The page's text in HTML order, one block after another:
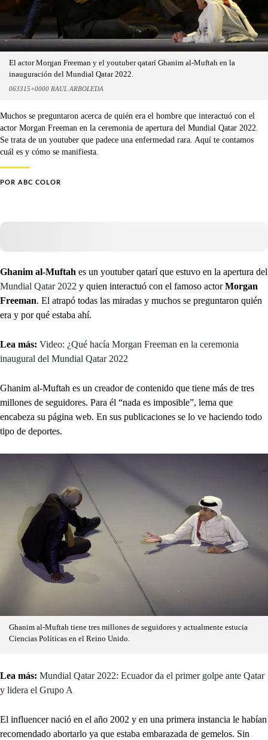
El actor Morgan Freeman y el youtuber qatarí Ghanim al-Muftah en la
inauguración del Mundial Qatar 2022.
063315+0000 RAUL ARBOLEDA
Muchos se preguntaron acerca de quién era el hombre que interactuó con el
actor Morgan Freeman en la ceremonia de apertura del Mundial Qatar 2022.
Se trata de un youtuber que padece una enfermedad rara. Aquí te contamos
cuál es y cómo se manifiesta.
POR ABC COLOR
Ghanim al-Muftah es un youtuber qatarí que estuvo en la apertura del
Mundial Qatar 2022 y quien interactuó con el famoso actorMorgan
Freeman. El atrapó todas las miradas y muchos se preguntaron quién
era y por qué estaba ahí.
Lea más: Video: ¿Qué hacía Morgan Freeman en la ceremonia
inaugural del Mundial Qatar 2022
Ghanim al-Muftah es un creador de contenido que tiene más de tres
millones de seguidores. Para él “nada es imposible”, lema que
encabeza su página web. En sus publicaciones se lo ve haciendo todo
tipo de deportes.
Ghanim al-Muftah tiene tres millones de seguidores y actualmente estucia
Ciencias Políticas en el Reino Unido.
Lea más: Mundial Qatar 2022: Ecuador da el primer golpe ante Qatar
y lidera el Grupo A
El influencer nació en el año 2002 y en una primera instancia le habían
recomendado abortarlo ya que estaba embarazada de gemelos. Sin